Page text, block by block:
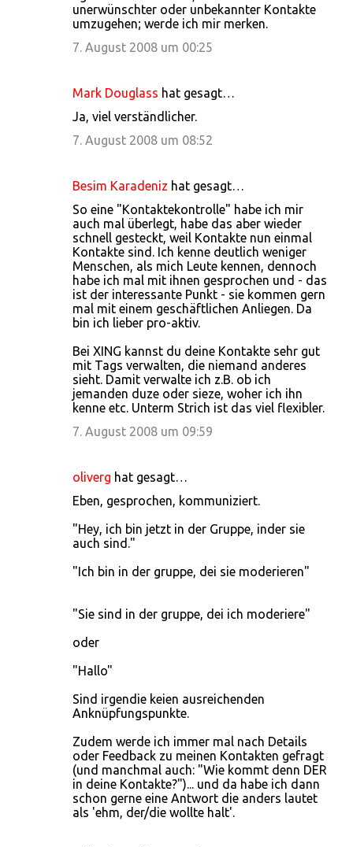
unerwünschter oder unbekannter Kontakte
umzugehen; werde ich mir merken.
7. August 2008 um 00:25
Mark Douglass hat gesagt…
Ja, viel verständlicher.
7. August 2008 um 08:52
Besim Karadeniz hat gesagt…
So eine "Kontaktekontrolle" habe ich mir
auch mal überlegt, habe das aber wieder
schnell gesteckt, weil Kontakte nun einmal
Kontakte sind. Ich kenne deutlich weniger
Menschen, als mich Leute kennen, dennoch
habe ich mal mit ihnen gesprochen und - das
ist der interessante Punkt - sie kommen gern
mal mit einem geschäftlichen Anliegen. Da
bin ich lieber pro-aktiv.
Bei XING kannst du deine Kontakte sehr gut
mit Tags verwalten, die niemand anderes
sieht. Damit verwalte ich z.B. ob ich
jemanden duze oder sieze, woher ich ihn
kenne etc. Unterm Strich ist das viel flexibler.
7. August 2008 um 09:59
oliverg hat gesagt…
Eben, gesprochen, kommuniziert.
"Hey, ich bin jetzt in der Gruppe, inder sie
auch sind."
"Ich bin in der gruppe, dei sie moderieren"
"Sie sind in der gruppe, dei ich moderiere"
oder
"Hallo"
Sind irgendie keien ausreichenden
Anknüpfungspunkte.
Zudem werde ich immer mal nach Details
oder Feedback zu meinen Kontakten gefragt
(und manchmal auch: "Wie kommt denn DER
in deine Kontakte?")... und da habe ich dann
schon gerne eine Antwort die anders lautet
als 'ehm, der/die wollte halt'.